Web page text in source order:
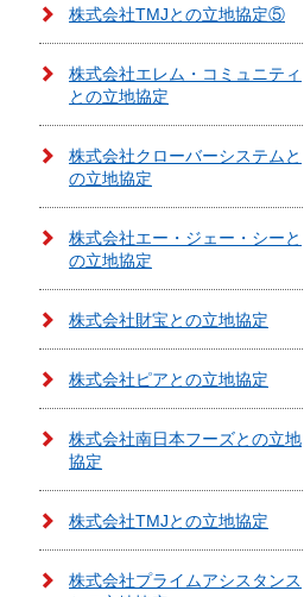
株式会社TMJとの立地協定⑤
株式会社エレム・コミュニティ
との立地協定
株式会社クローバーシステムと
の立地協定
株式会社エー・ジェー・シーと
の立地協定
株式会社財宝との立地協定
株式会社ピアとの立地協定
株式会社南日本フーズとの立地
協定
株式会社TMJとの立地協定
株式会社プライムアシスタンス